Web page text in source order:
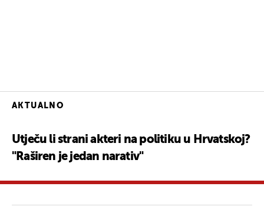
AKTUALNO
Utječu li strani akteri na politiku u Hrvatskoj?
"Raširen je jedan narativ"